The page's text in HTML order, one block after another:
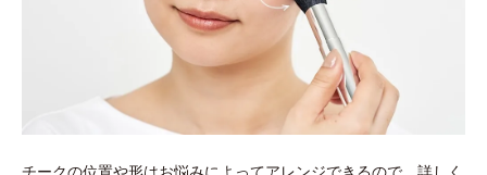
チークの位置や形はお悩みによってアレンジできるので、詳しく